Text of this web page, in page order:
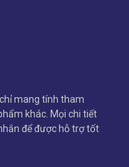
mang tính tham
khác. Mọi chi tiết
để được hỗ trợ tốt